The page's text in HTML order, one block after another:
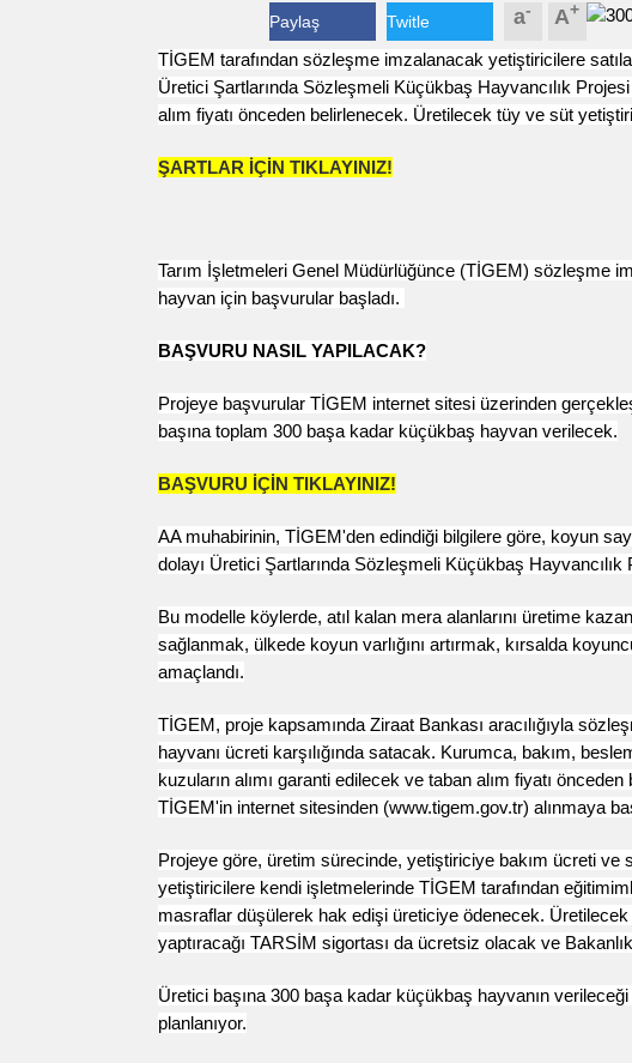
Paylaş Twitle A+
a-
TİGEM tarafından sözleşme imzalanacak yetiştiricilere
Üretici Şartlarında Sözleşmeli Küçükbaş Hayvancılık
alım fiyatı önceden belirlenecek. Üretilecek tüy ve süt
ŞARTLAR İÇİN TIKLAYINIZ!
Tarım İşletmeleri Genel Müdürlüğünce (TİGEM) sözleşme
hayvan için başvurular başladı.
BAŞVURU NASIL YAPILACAK?
Projeye başvurular TİGEM internet sitesi üzerinden
başına toplam 300 başa kadar küçükbaş hayvan verilecek.
BAŞVURU İÇİN TIKLAYINIZ!
AA muhabirinin, TİGEM'den edindiği bilgilere göre, koyun
dolayı Üretici Şartlarında Sözleşmeli Küçükbaş
Bu modelle köylerde, atıl kalan mera alanlarını üretime
sağlanmak, ülkede koyun varlığını artırmak, kırsalda
amaçlandı.
TİGEM, proje kapsamında Ziraat Bankası aracılığıyla
hayvanı ücreti karşılığında satacak. Kurumca, bakım,
kuzuların alımı garanti edilecek ve taban alım fiyatı
TİGEM'in internet sitesinden (www.tigem.gov.tr) alınmaya
Projeye göre, üretim sürecinde, yetiştiriciye bakım ücreti ve
yetiştiricilere kendi işletmelerinde TİGEM tarafından eğitim
masraflar düşülerek hak edişi üreticiye ödenecek.
yaptıracağı TARSİM sigortası da ücretsiz olacak ve
Üretici başına 300 başa kadar küçükbaş hayvanın
planlanıyor.